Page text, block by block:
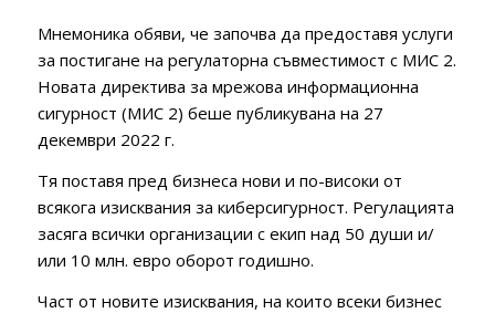
Мнемоника обяви, че започва да предоставя услуги
за постигане на регулаторна съвместимост с МИС 2.
Новата директива за мрежова информационна
сигурност (МИС 2) беше публикувана на 27
декември 2022 г.
Тя поставя пред бизнеса нови и по-високи от
всякога изисквания за киберсигурност. Регулацията
засяга всички организации с екип над 50 души и/
или 10 млн. евро оборот годишно.
Част от новите изисквания, на които всеки бизнес